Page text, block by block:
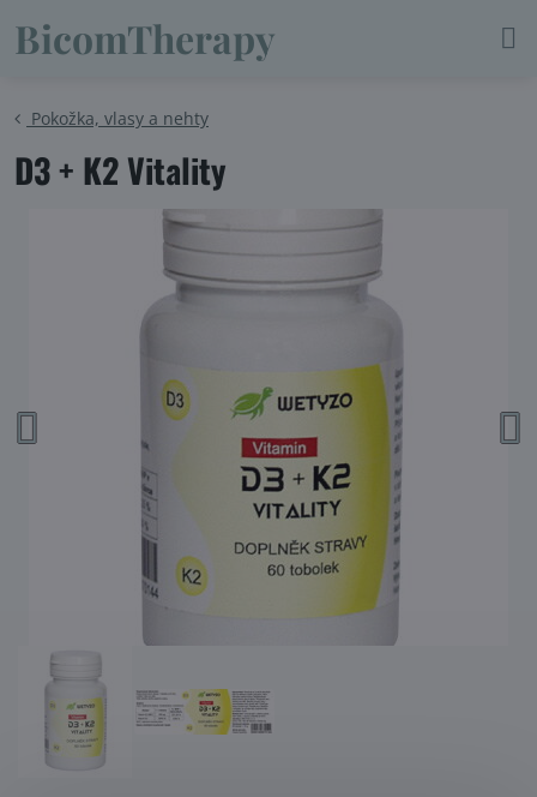
BicomTherapy
Pokožka, vlasy a nehty
D3 + K2 Vitality